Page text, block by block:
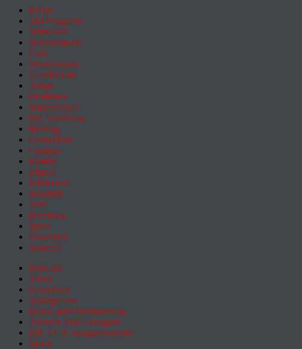
Politik
ZEITmagazin
Wirtschaft
Wochenmarkt
Geld
Wochenende
Gesellschaft
Arbeit
Feuilleton
Wissenschaft
Pol. Feuilleton
Bildung
Gesundheit
Campus
Familie
Digital
Entdecken
Mobilität
Sinn
Hamburg
Sport
Österreich
Schweiz
Podcasts
Video
Newsletter
Schlagzeilen
Daten und Visualisierung
Aktuelle ZEIT-Ausgabe
DIE ZEIT Ausgabenarchiv
Spiele